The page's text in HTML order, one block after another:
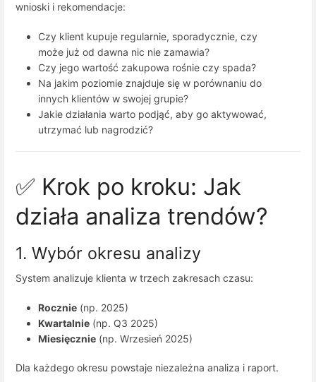
wnioski i rekomendacje:
Czy klient kupuje regularnie, sporadycznie, czy
może już od dawna nic nie zamawia?
Czy jego wartość zakupowa rośnie czy spada?
Na jakim poziomie znajduje się w porównaniu do
innych klientów w swojej grupie?
Jakie działania warto podjąć, aby go aktywować,
utrzymać lub nagrodzić?
✅ Krok po kroku: Jak
działa analiza trendów?
1. Wybór okresu analizy
System analizuje klienta w trzech zakresach czasu:
Rocznie (np. 2025)
Kwartalnie (np. Q3 2025)
Miesięcznie (np. Wrzesień 2025)
Dla każdego okresu powstaje niezależna analiza i raport.